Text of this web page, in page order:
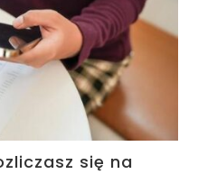
się na